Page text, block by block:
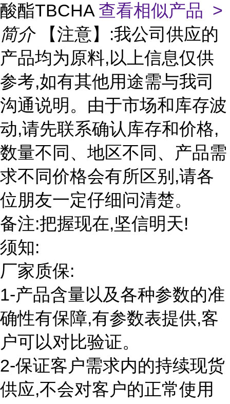
酸酯TBCHA 查看相似产品 >
简介
【注意】:我公司供应的
产品均为原料,以上信息仅供
参考,如有其他用途需与我司
沟通说明。由于市场和库存波
动,请先联系确认库存和价格,
数量不同、地区不同、产品需
求不同价格会有所区别,请各
位朋友一定仔细问清楚。
备注:把握现在,坚信明天!
须知:
厂家质保:
1-产品含量以及各种参数的准
确性有保障,有参数表提供,客
户可以对比验证。
2-保证客户需求内的持续现货
供应,不会对客户的正常使用